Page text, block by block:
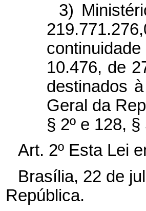
3)
10.476, de
destinados
Geral da
§ 2º e 128,
Art. 2º Esta Lei
Brasília, 22 de
República.